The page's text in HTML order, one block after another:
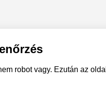
robot vagy. Ezután az oldal